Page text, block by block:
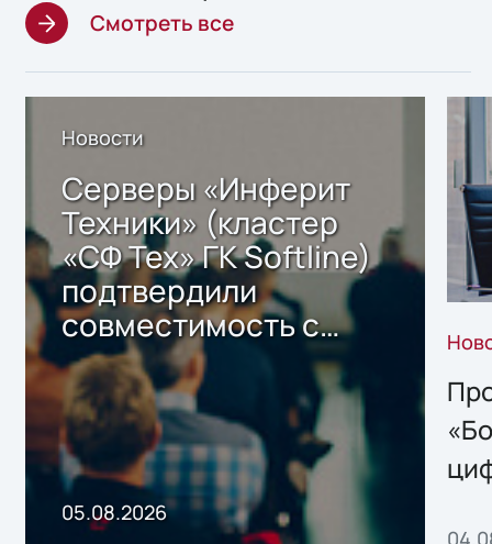
Смотреть все
Новости
Серверы «Инферит
Техники» (кластер
«СФ Тех» ГК Softline)
подтвердили
совместимость с
решением Sharx
Storage 2.x для
хранения данных
05.08.2026